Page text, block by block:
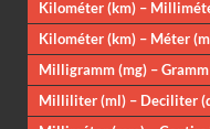
Kilométer (km) –
Kilométer (km) – Méter
Milligramm (mg) –
Milliliter (ml) – Deciliter